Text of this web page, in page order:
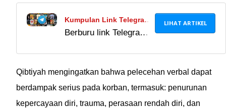
Kumpulan Link Telegram
Film Indonesia, Barat,
Berburu link Telegram
nonton gratis, tapi
risikonya besar.
Banyak channel
LIHAT ARTIKEL
Qibtiyah mengingatkan bahwa pelecehan verbal dapat
berdampak serius pada korban, termasuk: penurunan
kepercayaan diri, trauma, perasaan rendah diri, dan